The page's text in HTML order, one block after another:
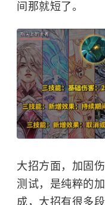
间那就短了。
大招方面，加固
测试，是纯粹的
成，大招有很多